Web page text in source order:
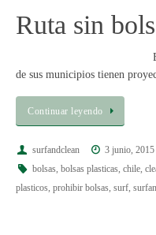
Ruta sin
de sus municipios tienen
Continuar leyendo
surfandclean 3 junio, 2015
bolsas, bolsas plasticas, chile,
plasticos, prohibir bolsas, surf,